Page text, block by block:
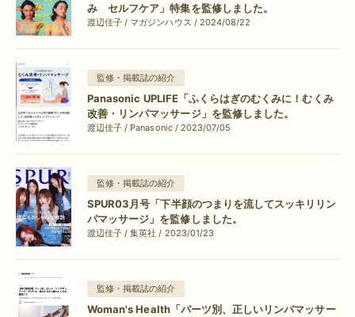
み セルフケア」特集を監修しました。
渡辺佳子 / マガジンハウス / 2024/08/22
監修・掲載誌の紹介
Panasonic UPLIFE「ふくらはぎのむくみに！むくみ
改善・リンパマッサージ」を監修しました。
渡辺佳子 / Panasonic / 2023/07/05
監修・掲載誌の紹介
SPUR03月号「下半顔のつまりを流してスッキリリン
パマッサージ」を監修しました。
渡辺佳子 / 集英社 / 2023/01/23
監修・掲載誌の紹介
Woman's Health「パーツ別、正しいリンパマッサー